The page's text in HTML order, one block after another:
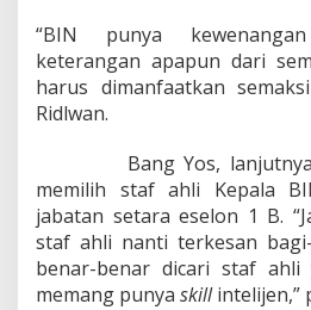
“BIN punya
keterangan apapun dari
harus dimanfaatkan
Ridlwan.
Bang Yos, lanjutnya,
memilih staf ahli Kepala
jabatan setara eselon 1 B.
staf ahli nanti terkesan
benar-benar dicari staf ahli
memang punya skillintelijen,”